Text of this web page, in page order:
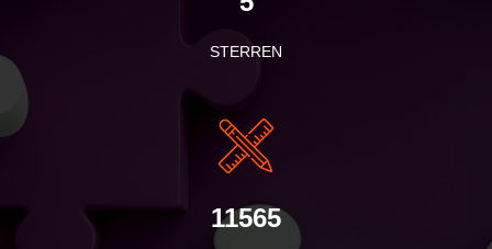
STERREN
11565